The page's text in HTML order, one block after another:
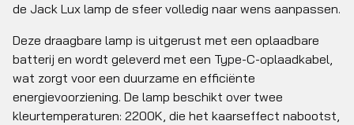
de Jack Lux lamp de sfeer volledig naar wens aanpassen.
Deze draagbare lamp is uitgerust met een oplaadbare
batterij en wordt geleverd met een Type-C-oplaadkabel,
wat zorgt voor een duurzame en efficiënte
energievoorziening. De lamp beschikt over twee
kleurtemperaturen: 2200K, die het kaarseffect nabootst,